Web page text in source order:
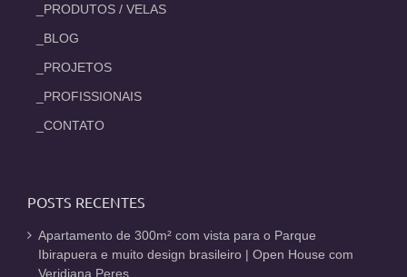
_PRODUTOS / VELAS
_BLOG
_PROJETOS
_PROFISSIONAIS
_CONTATO
POSTS RECENTES
Apartamento de 300m² com vista para o Parque
Ibirapuera e muito design brasileiro | Open House com
Veridiana Peres